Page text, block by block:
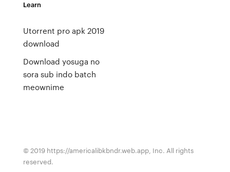
Learn
Utorrent pro apk 2019
download
Download yosuga no
sora sub indo batch
meownime
© 2019 https://americalibkbndr.web.app, Inc. All rights
reserved.